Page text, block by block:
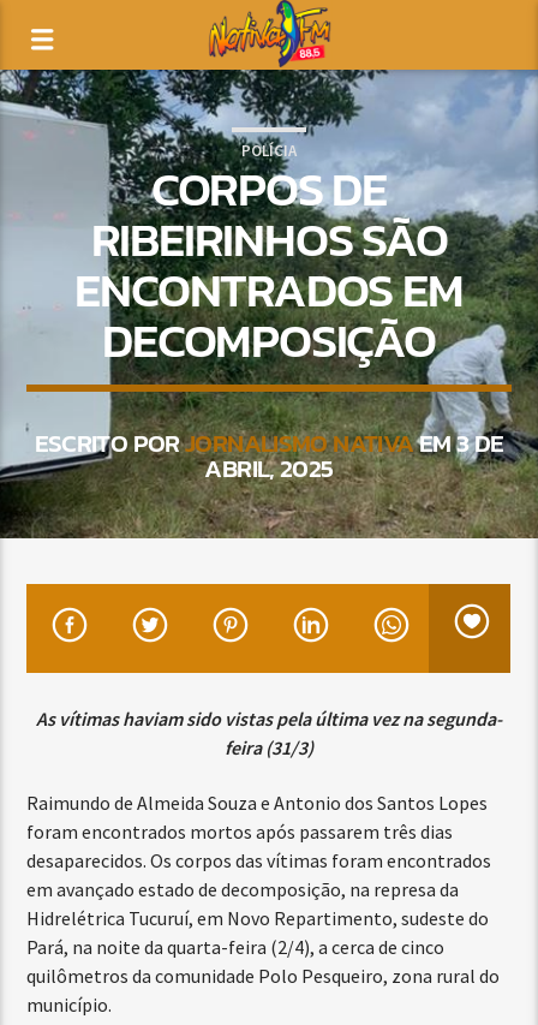
POLÍCIA
CORPOS DE
RIBEIRINHOS SÃO
ENCONTRADOS EM
DECOMPOSIÇÃO
ESCRITO PORJORNALISMO NATIVAEM 3 DE
ABRIL, 2025
As vítimas haviam sido vistas pela última vez na segunda-
feira (31/3)
Raimundo de Almeida Souza e Antonio dos Santos Lopes
foram encontrados mortos após passarem três dias
desaparecidos. Os corpos das vítimas foram encontrados
em avançado estado de decomposição, na represa da
Hidrelétrica Tucuruí, em Novo Repartimento, sudeste do
Pará, na noite da quarta-feira (2/4), a cerca de cinco
quilômetros da comunidade Polo Pesqueiro, zona rural do
município.